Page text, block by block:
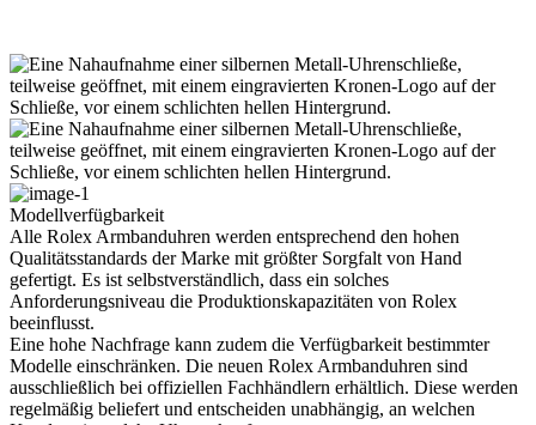
Modellverfügbarkeit
Alle Rolex Armbanduhren werden entsprechend den hohen
Qualitätsstandards der Marke mit größter Sorgfalt von Hand
gefertigt. Es ist selbstverständlich, dass ein solches
Anforderungsniveau die Produktions­kapazitäten von Rolex
beeinflusst.
Eine hohe Nachfrage kann zudem die Verfügbarkeit bestimmter
Modelle einschränken. Die neuen Rolex Armbanduhren sind
ausschließlich bei offiziellen Fachhändlern erhältlich. Diese werden
regelmäßig beliefert und entscheiden unabhängig, an welchen